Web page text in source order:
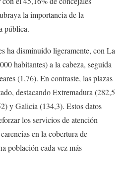
la importancia de la
pública.
ha disminuido ligeramente, con La
habitantes) a la cabeza, seguida
(1,76). En contraste, las plazas
destacando Extremadura (282,5
y Galicia (134,3). Estos datos
los servicios de atención
en la cobertura de
población cada vez más